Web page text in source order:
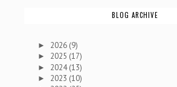
BLOG ARCHIVE
► 2026 (9)
► 2025 (17)
► 2024(13)
► 2023 (10)